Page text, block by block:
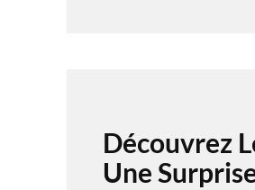
Découvrez
Une